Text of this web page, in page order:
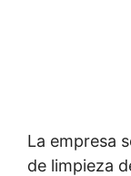
La empresa
de limpieza